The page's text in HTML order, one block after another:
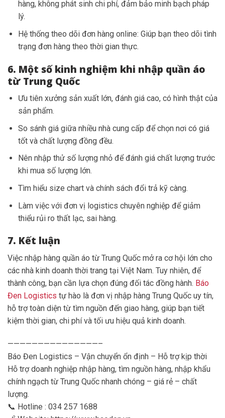
hàng, không phát sinh chi phí, đảm bảo minh bạch pháp
lý.
Hệ thống theo dõi đơn hàng online: Giúp bạn theo dõi tình
trạng đơn hàng theo thời gian thực.
6. Một số kinh nghiệm khi nhập quần áo
từ Trung Quốc
Ưu tiên xưởng sản xuất lớn, đánh giá cao, có hình thật của
sản phẩm.
So sánh giá giữa nhiều nhà cung cấp để chọn nơi có giá
tốt và chất lượng đồng đều.
Nên nhập thử số lượng nhỏ để đánh giá chất lượng trước
khi mua số lượng lớn.
Tìm hiểu size chart và chính sách đổi trả kỹ càng.
Làm việc với đơn vị logistics chuyên nghiệp để giảm
thiểu rủi ro thất lạc, sai hàng.
7. Kết luận
Việc nhập hàng quần áo từ Trung Quốc mở ra cơ hội lớn cho
các nhà kinh doanh thời trang tại Việt Nam. Tuy nhiên, để
thành công, bạn cần lựa chọn đúng đối tác đồng hành. Báo
Đen Logistics tự hào là đơn vị nhập hàng Trung Quốc uy tín,
hỗ trợ toàn diện từ tìm nguồn đến giao hàng, giúp bạn tiết
kiệm thời gian, chi phí và tối ưu hiệu quả kinh doanh.
———————————————–
Báo Đen Logistics – Vận chuyển ổn định – Hỗ trợ kịp thời
Hỗ trợ doanh nghiệp nhập hàng, tìm nguồn hàng, nhập khẩu
chính ngạch từ Trung Quốc nhanh chóng – giá rẻ – chất
lượng.
📞 Hotline : 034 257 1688